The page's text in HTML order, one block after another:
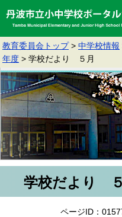
教育委員会トップ > 中学校情報
年度 > 学校だより ５月
学校だより
ページID：